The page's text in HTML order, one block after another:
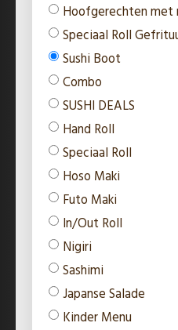
Hoofgerechten met
Speciaal Roll
Sushi Boot
Combo
SUSHI DEALS
Hand Roll
Speciaal Roll
Hoso Maki
Futo Maki
In/Out Roll
Nigiri
Sashimi
Japanse Salade
Kinder Menu